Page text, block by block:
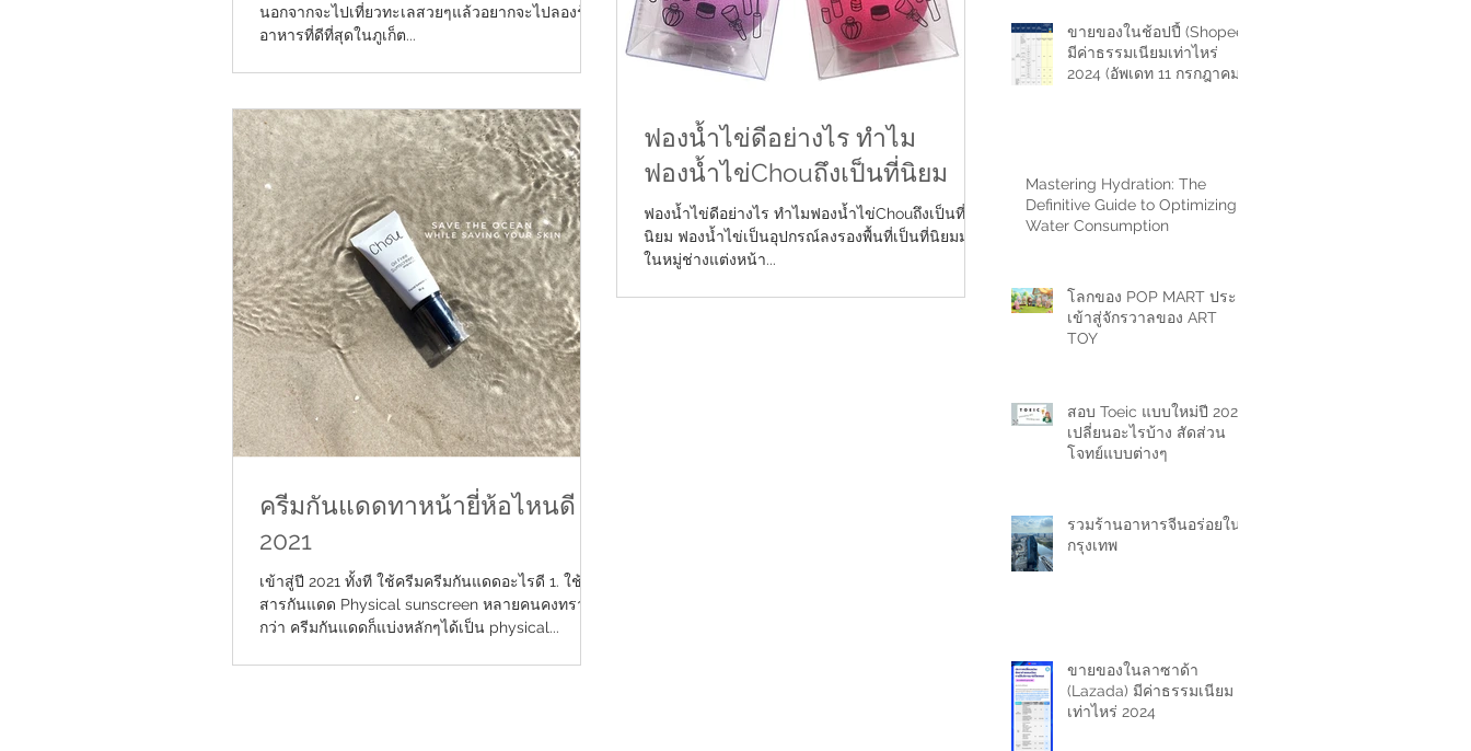
นอกจากจะไปเที่ยวทะเลสวยๆแล้วอยากจะไปลองร้าน
อาหารที่ดีที่สุดในภูเก็ต...
ฟองน้ำไข่ดีอย่างไร ทำไม
ฟองน้ำไข่Chouถึงเป็นที่นิยม
ฟองน้ำไข่ดีอย่างไร ทำไมฟองน้ำไข่Chouถึงเป็นที่
นิยม ฟองน้ำไข่เป็นอุปกรณ์ลงรองพื้นที่เป็นที่นิยมมาก
ในหมู่ช่างแต่งหน้า...
ครีมกันแดดทาหน้ายี่ห้อไหนดี
2021
เข้าสู่ปี 2021 ทั้งที ใช้ครีมครีมกันแดดอะไรดี 1. ใช้
สารกันแดด Physical sunscreen หลายคนคงทราบดี
กว่า ครีมกันแดดก็แบ่งหลักๆได้เป็น physical...
ขายของในช้อปปี้ (Shopee)
มีค่าธรรมเนียมเท่าไหร่
2024 (อัพเดท 11 กรกฎาคม
Mastering Hydration: The
Definitive Guide to Optimizing
Water Consumption
โลกของ POP MART ประตู
เข้าสู่จักรวาลของ ART
TOY
สอบ Toeic แบบใหม่ปี 2024
เปลี่ยนอะไรบ้าง สัดส่วน
โจทย์แบบต่างๆ
รวมร้านอาหารจีนอร่อยใน
กรุงเทพ
ขายของในลาซาด้า
(Lazada) มีค่าธรรมเนียม
เท่าไหร่ 2024